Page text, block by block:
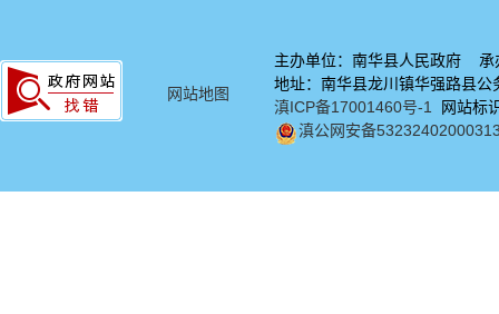
网站地图
主办单位：南华县人民政府 承
地址：南华县龙川镇华强路
滇ICP备17001460号-1
网站标
滇公网安备